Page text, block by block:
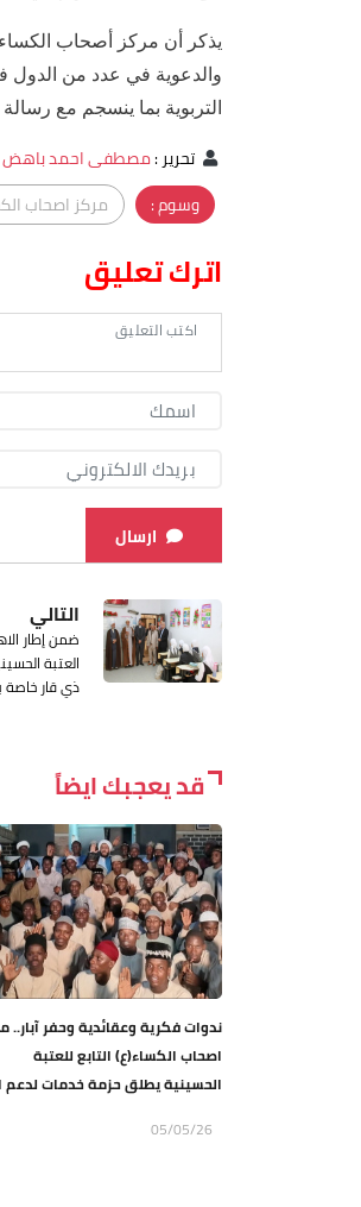
يذكر أن مركز أصحاب الكساء
والدعوية في عدد من الدول
التربوية بما ينسجم مع رسالة
تحرير:مصطفى احمد باهض
وسوم :
مركز اصحاب
اترك تعليق
ارسال
التالي
ضمن إطار
العتبة
ذي قار خاصة
قد يعجبك ايضاً
ندوات فكرية وعقائدية وحفر آبار..
اصحاب الكساء(ع) التابع للعتبة
الحسينية يطلق حزمة خدمات لدعم
05/05/26